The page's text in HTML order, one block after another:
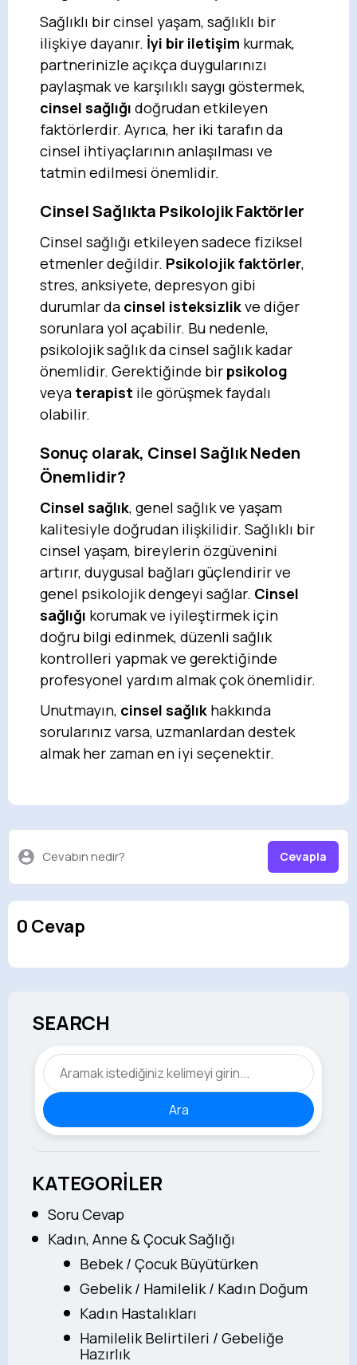
Sağlıklı bir cinsel yaşam, sağlıklı bir
ilişkiye dayanır. İyi bir iletişim kurmak,
partnerinizle açıkça duygularınızı
paylaşmak ve karşılıklı saygı göstermek,
cinsel sağlığı doğrudan etkileyen
faktörlerdir. Ayrıca, her iki tarafın da
cinsel ihtiyaçlarının anlaşılması ve
tatmin edilmesi önemlidir.
Cinsel Sağlıkta Psikolojik Faktörler
Cinsel sağlığı etkileyen sadece fiziksel
etmenler değildir. Psikolojik faktörler,
stres, anksiyete, depresyon gibi
durumlar da cinsel isteksizlikve diğer
sorunlara yol açabilir. Bu nedenle,
psikolojik sağlık da cinsel sağlık kadar
önemlidir. Gerektiğinde bir psikolog
veya terapist ile görüşmek faydalı
olabilir.
Sonuç olarak, Cinsel Sağlık Neden
Önemlidir?
Cinsel sağlık, genel sağlık ve yaşam
kalitesiyle doğrudan ilişkilidir. Sağlıklı bir
cinsel yaşam, bireylerin özgüvenini
artırır, duygusal bağları güçlendirir ve
genel psikolojik dengeyi sağlar. Cinsel
sağlığı korumak ve iyileştirmek için
doğru bilgi edinmek, düzenli sağlık
kontrolleri yapmak ve gerektiğinde
profesyonel yardım almak çok önemlidir.
Unutmayın, cinsel sağlık hakkında
sorularınız varsa, uzmanlardan destek
almak her zaman en iyi seçenektir.
Cevabın nedir? Cevapla
0 Cevap
SEARCH
Ara
KATEGORİLER
Soru Cevap
Kadın, Anne & Çocuk Sağlığı
Bebek / Çocuk Büyütürken
Gebelik / Hamilelik / Kadın Doğum
Kadın Hastalıkları
Hamilelik Belirtileri / Gebeliğe
Hazırlık